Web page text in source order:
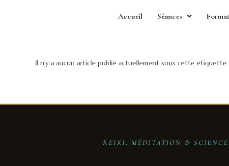
Accueil Séances
Il n’y a aucun article publié actuellement sous cette étiquette.
REIKI, MÉDITATION &